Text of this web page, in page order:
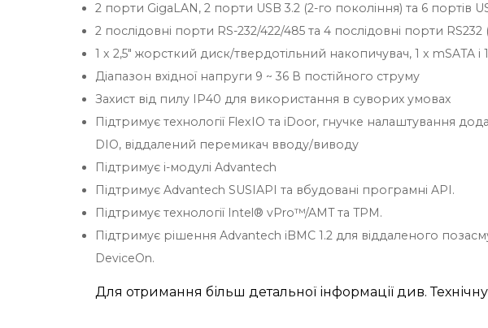
2 порти GigaLAN, 2 порти USB 3.2 (2-го покоління) та 6 портів
2 послідовні порти RS-232/422/485 та 4 послідовні порти
1 x 2,5" жорсткий диск/твердотільний накопичувач, 1 x mSATA і
Діапазон вхідної напруги 9 ~ 36 В постійного струму
Захист від пилу IP40 для використання в суворих умовах
Підтримує технології FlexIO та iDoor, гнучке налаштування
DIO, віддалений перемикач вводу/виводу
Підтримує i-модулі Advantech
Підтримує Advantech SUSIAPI та вбудовані програмні API.
Підтримує технології Intel® vPro™/AMT та TPM.
Підтримує рішення Advantech iBMC 1.2 для віддаленого
DeviceOn.
Для отримання більш детальної інформації див.